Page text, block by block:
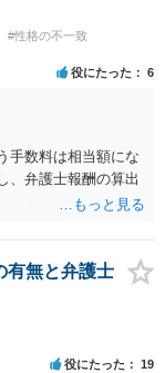
#性格の不一致
役にたった 6
手数料は相当額にな
、弁護士報酬の算出
有無と弁護士
役にたった 19